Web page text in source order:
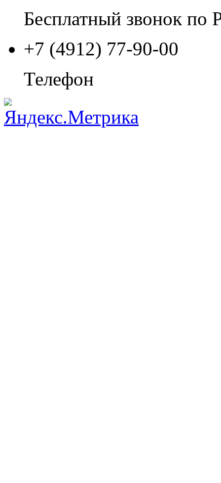
Бесплатный звонок по
+7 (4912) 77-90-00
Телефон